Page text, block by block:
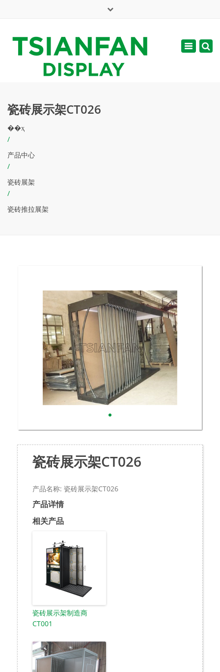
周一 - 周六: 7:00 - 17:00
Toggle
瓷砖展示架CT026
��ҳ
/
产品中心
/
瓷砖展架
/
瓷砖推拉展架
瓷砖展示架CT026
产品名称: 瓷砖展示架CT026
产品详情
相关产品
瓷砖展示架制造商
CT001